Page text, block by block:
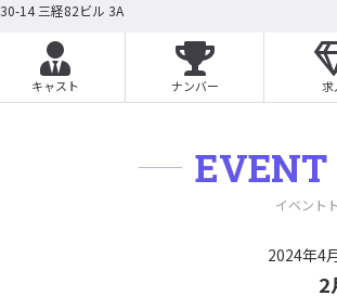
14 三経82ビル 3A
キャスト ナンバー 求
EVENT
イベント
2024年4
2